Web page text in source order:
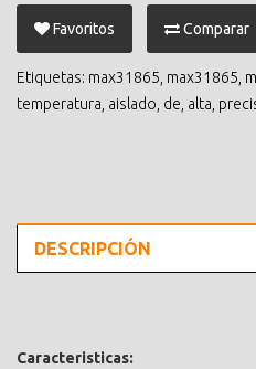
Favoritos Comparar
Etiquetas: max31865 max31865
temperatura aislado de alta
DESCRIPCIÓN
Caracteristicas: